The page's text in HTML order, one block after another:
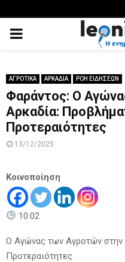
PRIMARY
ΑΓΡΟΤΙΚΑ ΑΡΚΑΔΙΑ ΡΟΗ ΕΙΔΗΣΕΩΝ
Φαράντος: Ο
Αρκαδία:
Προτεραιότητες
13/12/2025
Κοινοποίηση
10:02
Ο Αγώνας των Αγροτών στην
Προτεραιότητες